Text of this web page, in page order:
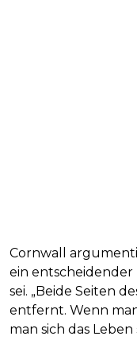
Cornwall
ein
sei. „Beide Seiten
entfernt. Wenn
man sich das